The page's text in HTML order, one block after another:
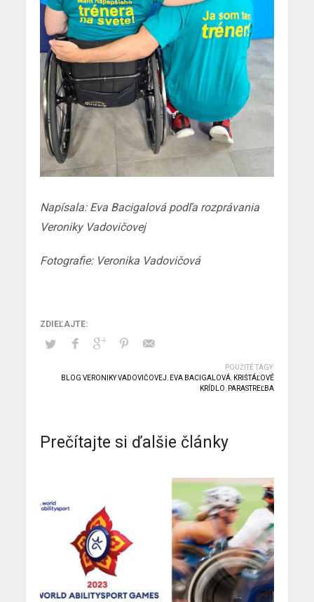
Napísala: Eva Bacigalová podľa rozprávania
Veroniky Vadovičovej
Fotografie: Veronika Vadovičová
POUŽITÉ TAGY:
BLOG VERONIKY VADOVIČOVEJ
EVA BACIGALOVÁ, KRIŠTÁĽOVÉ
KRÍDLO
PARASTREĽBA
Prečítajte si ďalšie články